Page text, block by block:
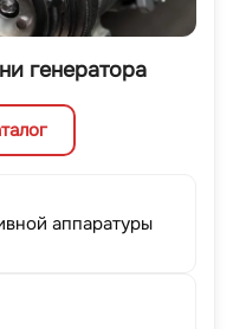
генератора
аппаратуры